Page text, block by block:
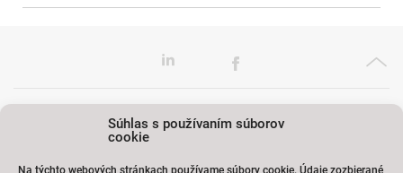
Súhlas s používaním súborov
cookie
Na týchto webových stránkach používame súbory cookie. Údaje zozbierané
Európske pobočky